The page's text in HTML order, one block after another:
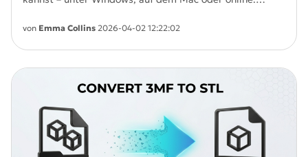
professionelle Visuals für deine MP3s.
von Emma Collins 2026-04-02 12:22:02